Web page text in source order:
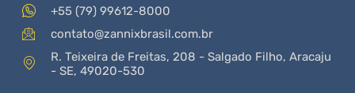
+55 (79) 99612-8000
contato@zannixbrasil.com.br
R. Teixeira de Freitas, 208 - Salgado Filho, Aracaju
- SE, 49020-530